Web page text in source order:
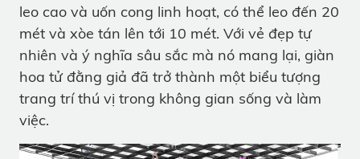
leo cao và uốn cong linh hoạt, có thể leo đến 20
mét và xòe tán lên tới 10 mét. Với vẻ đẹp tự
nhiên và ý nghĩa sâu sắc mà nó mang lại, giàn
hoa tử đằng giả đã trở thành một biểu tượng
trang trí thú vị trong không gian sống và làm
việc.